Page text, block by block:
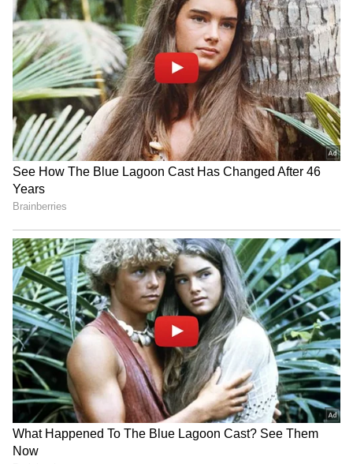
Train: రైలులో చైన్ లాగిన వెంట‌నే ఏం జ‌రుగుతుంది.?
దీని మెకానిజం తెలిస్తే ఆశ్చ‌ర్య‌పోవాల్సిందే
Coconut: కొబ్బ‌రికాయ‌లోకి నీరు ఎలా వ‌స్తుంది.?
అంత తియ్య‌గా ఎందుకుంటాయి
3
6